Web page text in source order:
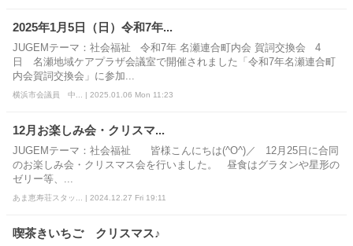
2025年1月5日（日）令和7年...
JUGEMテーマ：社会福祉 令和7年 名瀬連合町内会 賀詞交換会 4
日 名瀬地域ケアプラザ会議室で開催されました「令和7年名瀬連合町
内会賀詞交換会」に参加...
横浜市会議員 中... | 2025.01.06 Mon 11:23
12月お楽しみ会・クリスマ...
JUGEMテーマ：社会福祉 皆様こんにちは(^O^)／ 12月25日に合同
のお楽しみ会・クリスマス会を行いました。 昼食はグラタンや星形の
ゼリー等、...
あま恵寿荘スタッ... | 2024.12.27 Fri 19:11
喫茶きいちご クリスマス♪